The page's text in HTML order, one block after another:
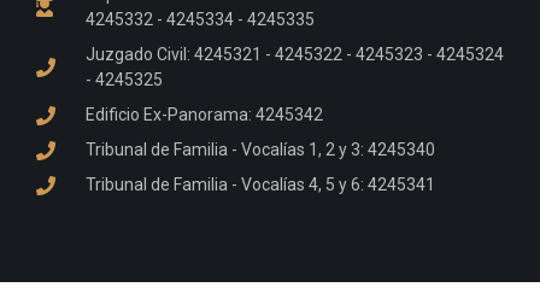
4245332 - 4245334 - 4245335
Juzgado Civil: 4245321 - 4245322 - 4245323 - 4245324
- 4245325
Edificio Ex-Panorama: 4245342
Tribunal de Familia - Vocalías 1, 2 y 3: 4245340
Tribunal de Familia - Vocalías 4, 5 y 6: 4245341